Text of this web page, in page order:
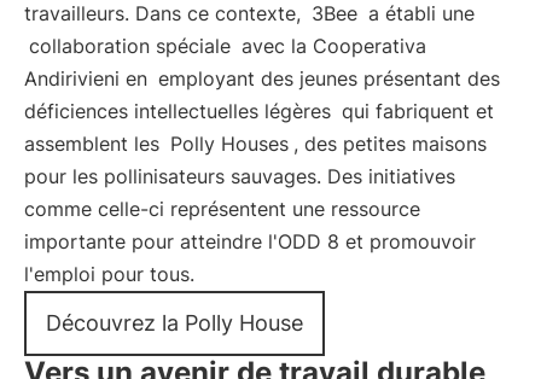
travailleurs. Dans ce contexte, 3Bee a établi une
collaboration spéciale avec la Cooperativa
Andirivieni en employant des jeunes présentant des
déficiences intellectuelles légères qui fabriquent et
assemblent les Polly Houses , des petites maisons
pour les pollinisateurs sauvages. Des initiatives
comme celle-ci représentent une ressource
importante pour atteindre l'ODD 8 et promouvoir
l'emploi pour tous.
Découvrez la Polly House